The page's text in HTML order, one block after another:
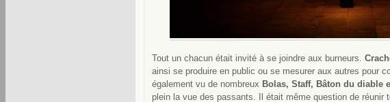
Tout un chacun était invité à se joindre aux burneurs.
ainsi se produire en public ou se mesurer aux autres pour
également vu de nombreux Bolas, Staff, Bâton du diable
plein la vue des passants. Il était même question de réunir